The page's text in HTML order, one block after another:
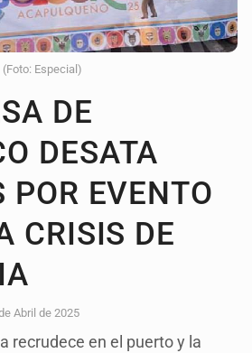
(Foto: Especial)
DE
DESATA
POR EVENTO
CRISIS DE
Abril de 2025
recrudece en el puerto y la